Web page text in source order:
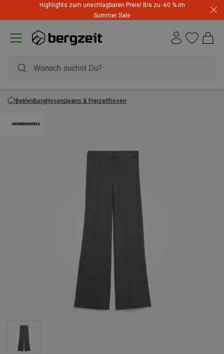
Highlights zum unschlagbaren Preis! Bis zu -60 % im
Summer Sale
BekleidungHosenJeans & Freizeithosen